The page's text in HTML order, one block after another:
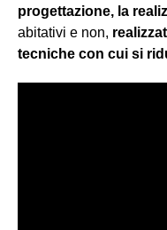
progettazione, la
abitativi e non,
tecniche con cui si